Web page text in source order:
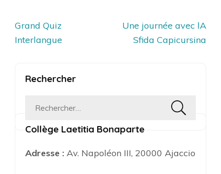
Navigation
de
Grand Quiz
Interlangue
Une journée avec lA
Sfida Capicursina
Rechercher
Rechercher :
Collège Laetitia Bonaparte
Adresse : Av. Napoléon III, 20000 Ajaccio